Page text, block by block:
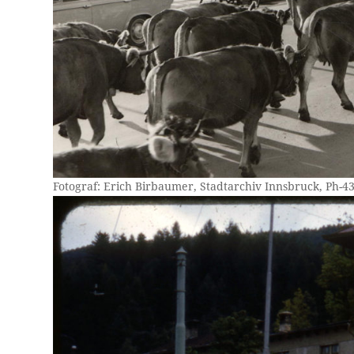
Fotograf: Erich Birbaumer, Stadtarchiv Innsbruck, Ph-